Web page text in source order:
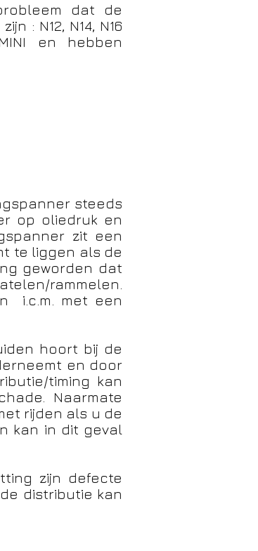
dat de
: N12, N14, N16
en hebben
steeds
op oliedruk en
zit een
te liggen als de
geworden dat
rammelen.
i.c.m. met een
hoort bij de
en door
timing kan
Naarmate
rijden als u de
kan in dit geval
zijn defecte
distributie kan